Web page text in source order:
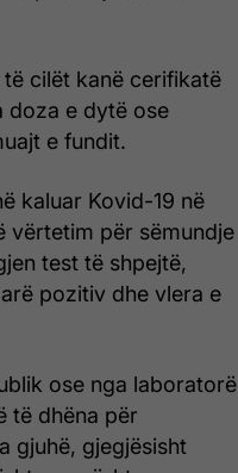
cilët kanë cerifikatë
doza e dytë ose
e fundit.
kaluar Kovid-19 në
vërtetim për sëmundje
test të shpejtë,
pozitiv dhe vlera e
ose nga laboratorë
të dhëna për
gjuhë, gjegjësisht